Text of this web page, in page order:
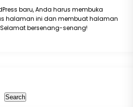
baru, Anda harus membuka
halaman ini dan membuat halaman
bersenang-senang!
Search